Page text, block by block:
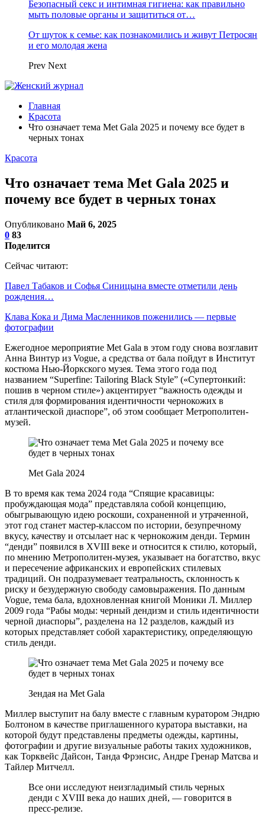
Безопасный секс и интимная гигиена: как правильно
мыть половые органы и защититься от…
От шуток к семье: как познакомились и живут Петросян
и его молодая жена
Prev Next
Главная
Красота
Что означает тема Met Gala 2025 и почему все будет в
черных тонах
Красота
Что означает тема Met Gala 2025 и
почему все будет в черных тонах
Опубликовано Май 6, 2025
0 83
Поделится
Сейчас читают:
Павел Табаков и Софья Синицына вместе отметили день
рождения…
Клава Кока и Дима Масленников поженились — первые
фотографии
Ежегодное мероприятие Met Gala в этом году снова возглавит
Анна Винтур из Vogue, а средства от бала пойдут в Институт
костюма Нью-Йоркского музея. Тема этого года под
названием “Superfine: Tailoring Black Style” («Супертонкий:
пошив в черном стиле») акцентирует “важность одежды и
стиля для формирования идентичности чернокожих в
атлантической диаспоре”, об этом сообщает Метрополитен-
музей.
Met Gala 2024
В то время как тема 2024 года “Спящие красавицы:
пробуждающая мода” представляла собой концепцию,
обыгрывающую идею роскоши, сохраненной и утраченной,
этот год станет мастер-классом по истории, безупречному
вкусу, качеству и отсылает нас к чернокожим денди. Термин
“денди” появился в XVIII веке и относится к стилю, который,
по мнению Метрополитен-музея, указывает на богатство, вкус
и пересечение африканских и европейских стилевых
традиций. Он подразумевает театральность, склонность к
риску и безудержную свободу самовыражения. По данным
Vogue, тема бала, вдохновленная книгой Моники Л. Миллер
2009 года “Рабы моды: черный дендизм и стиль идентичности
черной диаспоры”, разделена на 12 разделов, каждый из
которых представляет собой характеристику, определяющую
стиль денди.
Зендая на Met Gala
Миллер выступит на балу вместе с главным куратором Эндрю
Болтоном в качестве приглашенного куратора выставки, на
которой будут представлены предметы одежды, картины,
фотографии и другие визуальные работы таких художников,
как Торквейс Дайсон, Танда Фрэнсис, Андре Гренар Матсва и
Тайлер Митчелл.
Все они исследуют неизгладимый стиль черных
денди с XVIII века до наших дней, — говорится в
пресс-релизе.